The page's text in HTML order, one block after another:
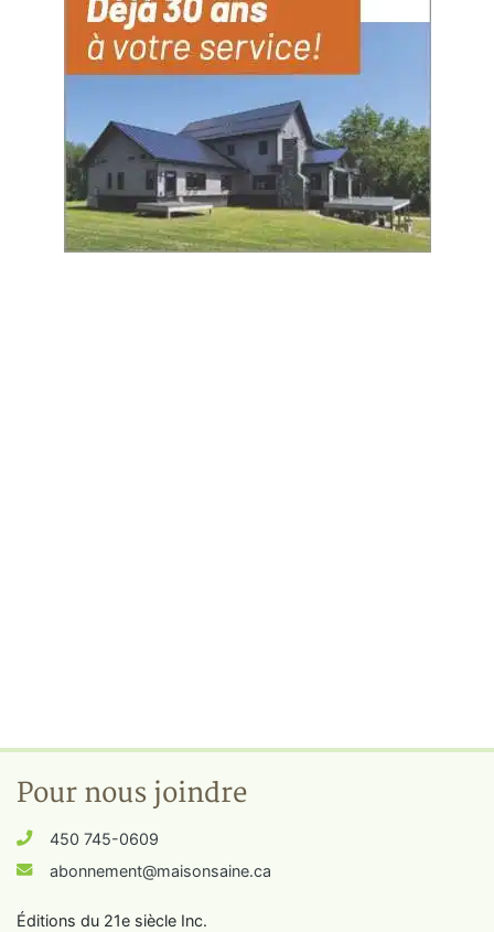
Pour nous joindre
450 745-0609
abonnement@maisonsaine.ca
Éditions du 21e siècle Inc.